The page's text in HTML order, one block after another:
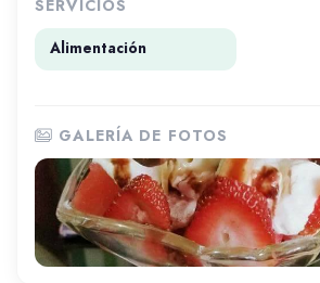
SERVICIOS
Alimentación
GALERÍA DE FOTOS